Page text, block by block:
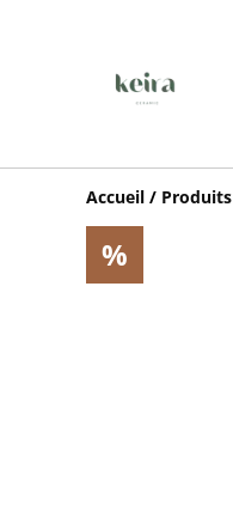
Accueil / Produits
%